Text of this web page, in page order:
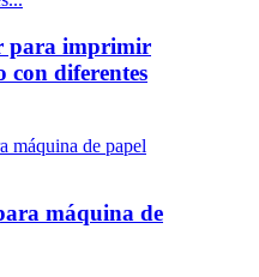
para imprimir
con diferentes
máquina de